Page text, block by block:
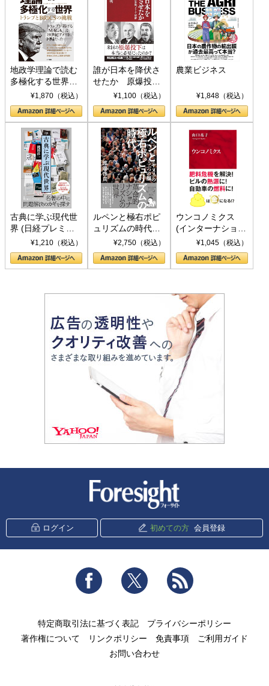
地政学理論で読む
多極化する世界：
トランプとBRICS
の挑戦
¥1,870（税込）
誰が日本を降伏さ
せたか 原爆投
下、ソ連参戦、そ
して聖断 (PHP新
書)
¥1,100（税込）
農業ビジネス
¥1,848（税込）
古典に学ぶ現代世
界 (日経プレミア
シリーズ)¥1,210（税込）
ルペンと極右ポピ
ュリズムの時代：
〈ヤヌス〉の二つ
の顔
¥2,750（税込）
ウンコノミクス
(インターナショナ
ル新書)¥1,045（税込）
ログイン 初めての方 会員登録
Facebook Twitter
特定商取引法に基づく表記
プライバシーポリシー
著作権について
リンクポリシー 免責事項
ご利用ガイド
お問い合わせ